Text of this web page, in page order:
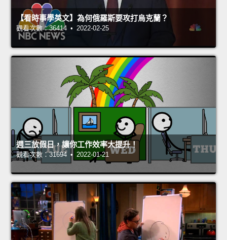
【看時事學英文】為何俄羅斯要攻打烏克蘭？
觀看次數：36414 • 2022-02-25
週三放假日，讓你工作效率大提升！
觀看次數：31694 • 2022-01-21